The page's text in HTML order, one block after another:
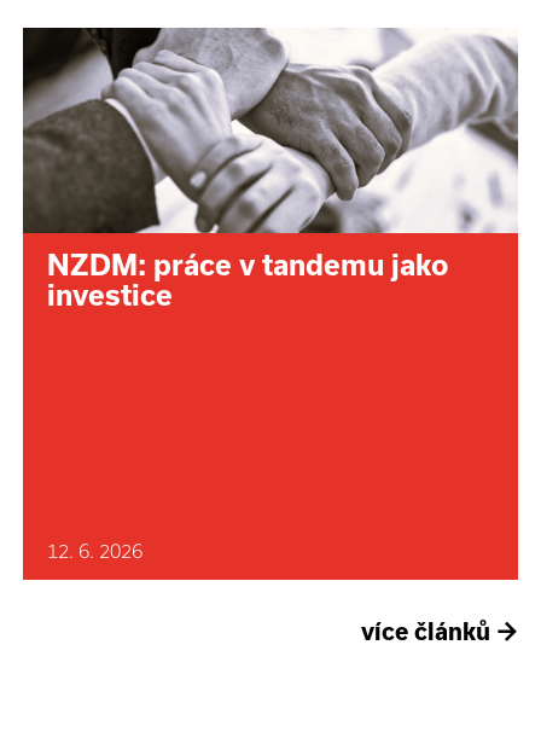
NZDM: práce v tandemu jako
investice
12. 6. 2026
více článků →